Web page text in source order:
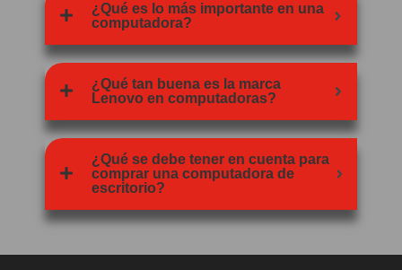
¿Qué es lo más importante en una
computadora?
¿Qué tan buena es la marca
Lenovo en computadoras?
¿Qué se debe tener en cuenta para
comprar una computadora de
escritorio?